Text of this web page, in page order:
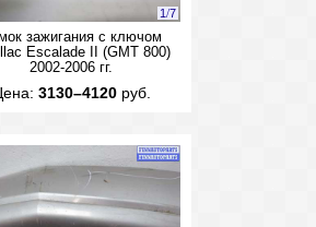
1/7
зажигания с ключом
Escalade II (GMT 800)
2002-2006 гг.
3130–4120руб.